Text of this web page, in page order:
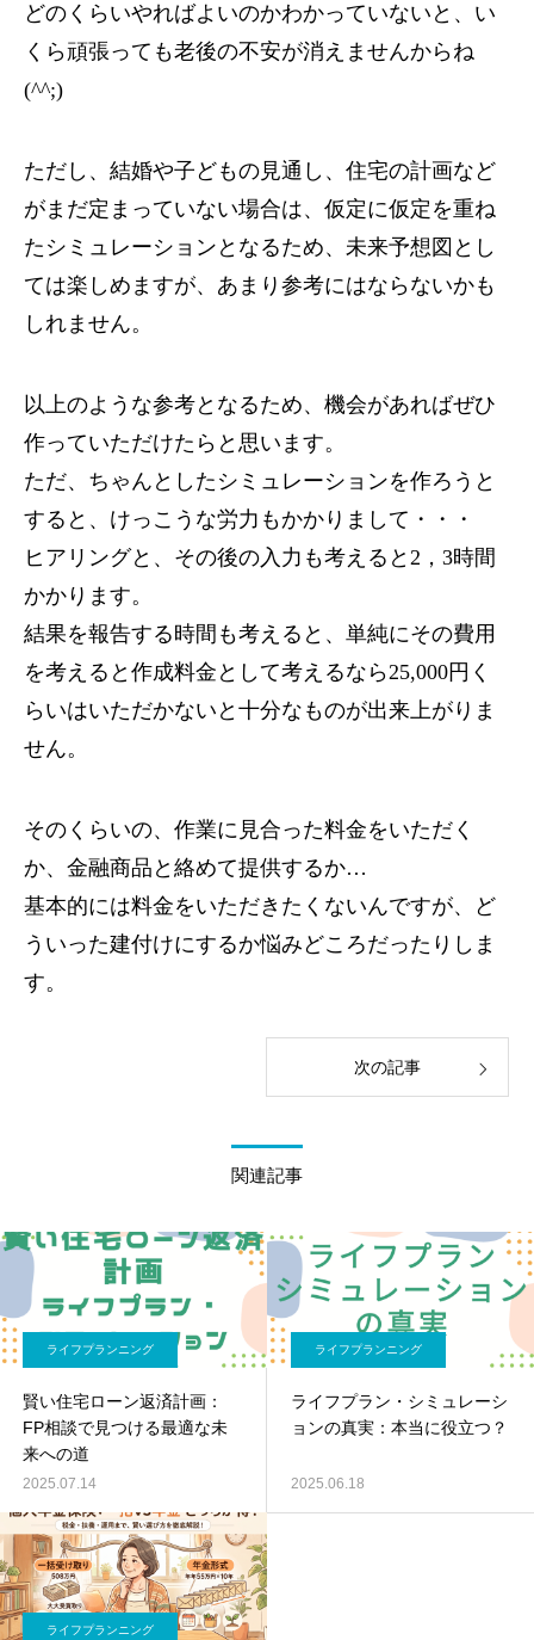
どのくらいやればよいのかわかっていないと、い
くら頑張っても老後の不安が消えませんからね
(^^;)
ただし、結婚や子どもの見通し、住宅の計画など
がまだ定まっていない場合は、仮定に仮定を重ね
たシミュレーションとなるため、未来予想図とし
ては楽しめますが、あまり参考にはならないかも
しれません。
以上のような参考となるため、機会があればぜひ
作っていただけたらと思います。
ただ、ちゃんとしたシミュレーションを作ろうと
すると、けっこうな労力もかかりまして・・・
ヒアリングと、その後の入力も考えると2，3時間
かかります。
結果を報告する時間も考えると、単純にその費用
を考えると作成料金として考えるなら25,000円く
らいはいただかないと十分なものが出来上がりま
せん。
そのくらいの、作業に見合った料金をいただく
か、金融商品と絡めて提供するか…
基本的には料金をいただきたくないんですが、ど
ういった建付けにするか悩みどころだったりしま
す。
次の記事
関連記事
ライフプランニング
賢い住宅ローン返済計画：
FP相談で見つける最適な未
来への道
2025.07.14
ライフプランニング
ライフプラン・シミュレーシ
ョンの真実：本当に役立つ？
2025.06.18
ライフプランニング